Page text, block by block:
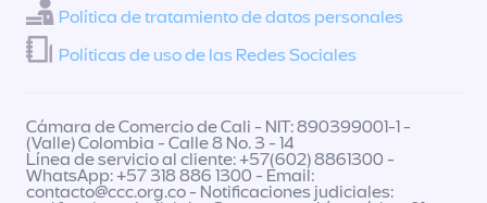
Política de tratamiento de datos personales
Políticas de uso de las Redes Sociales
Cámara de Comercio de Cali - NIT: 890399001-1 -
(Valle) Colombia - Calle 8 No. 3 - 14
Línea de servicio al cliente: +57(602) 8861300 -
WhatsApp: +57 318 886 1300 - Email:
contacto@ccc.org.co- Notificaciones judiciales: